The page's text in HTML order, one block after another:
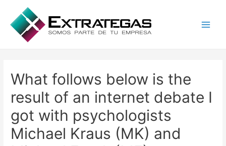
What follows below is the
result of an internet debate I
got with psychologists
Michael Kraus (MK) and